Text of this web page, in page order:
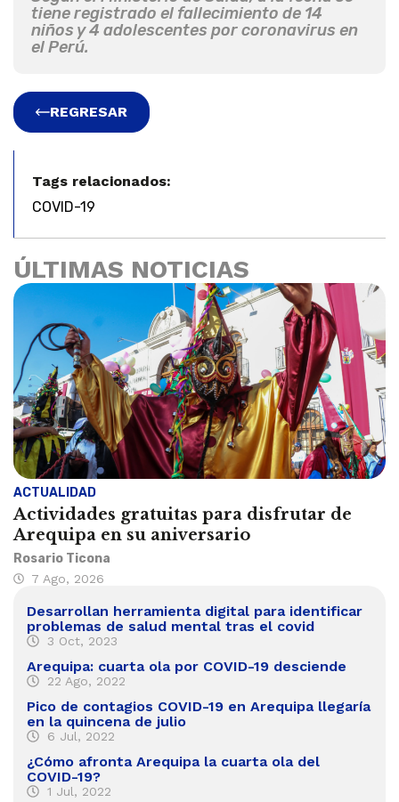
tiene registrado el fallecimiento de 14
niños y 4 adolescentes por coronavirus en
el Perú.
REGRESAR
Tags relacionados:
COVID-19
ÚLTIMAS NOTICIAS
ACTUALIDAD
Actividades gratuitas para disfrutar de
Arequipa en su aniversario
Rosario Ticona
7 Ago, 2026
Desarrollan herramienta digital para identificar
problemas de salud mental tras el covid
3 Oct, 2023
Arequipa: cuarta ola por COVID-19 desciende
22 Ago, 2022
Pico de contagios COVID-19 en Arequipa llegaría
en la quincena de julio
6 Jul, 2022
¿Cómo afronta Arequipa la cuarta ola del
COVID-19?
1 Jul, 2022